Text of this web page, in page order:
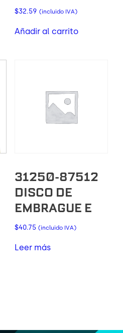
$32.59 (incluido IVA)
Añadir al carrito
31250-87512
DISCO DE
EMBRAGUE E
$40.75 (incluido IVA)
Leer más